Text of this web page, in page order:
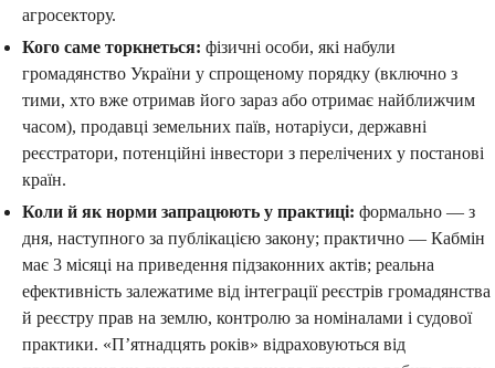
агросектору.
Кого саме торкнеться: фізичні особи, які набули
громадянство України у спрощеному порядку (включно з
тими, хто вже отримав його зараз або отримає найближчим
часом), продавці земельних паїв, нотаріуси, державні
реєстратори, потенційні інвестори з перелічених у постанові
країн.
Коли й як норми запрацюють у практиці: формально — з
дня, наступного за публікацією закону; практично — Кабмін
має 3 місяці на приведення підзаконних актів; реальна
ефективність залежатиме від інтеграції реєстрів громадянства
й реєстру прав на землю, контролю за номіналами і судової
практики. «П’ятнадцять років» відраховуються від